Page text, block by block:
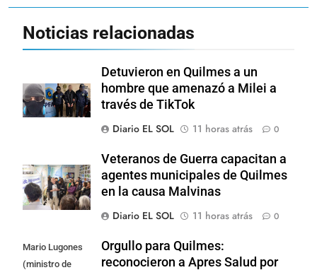
Noticias relacionadas
Detuvieron en Quilmes a un
hombre que amenazó a Milei a
través de TikTok
Diario EL SOL
11 horas atrás 0
Veteranos de Guerra capacitan a
agentes municipales de Quilmes
en la causa Malvinas
Diario EL SOL
11 horas atrás 0
Mario Lugones
(ministro de
Orgullo para Quilmes:
reconocieron a Apres Salud por